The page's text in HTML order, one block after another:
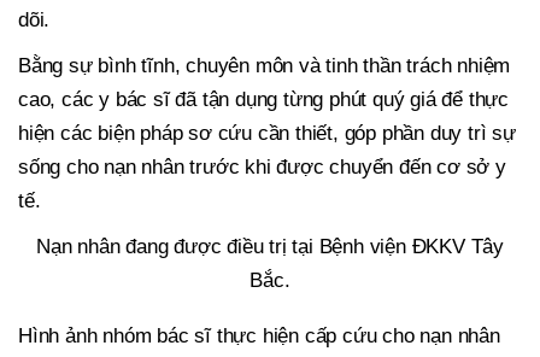
dõi.
Bằng sự bình tĩnh, chuyên môn và tinh thần trách nhiệm
cao, các y bác sĩ đã tận dụng từng phút quý giá để thực
hiện các biện pháp sơ cứu cần thiết, góp phần duy trì sự
sống cho nạn nhân trước khi được chuyển đến cơ sở y
tế.
Nạn nhân đang được điều trị tại Bệnh viện ĐKKV Tây
Bắc.
Hình ảnh nhóm bác sĩ thực hiện cấp cứu cho nạn nhân